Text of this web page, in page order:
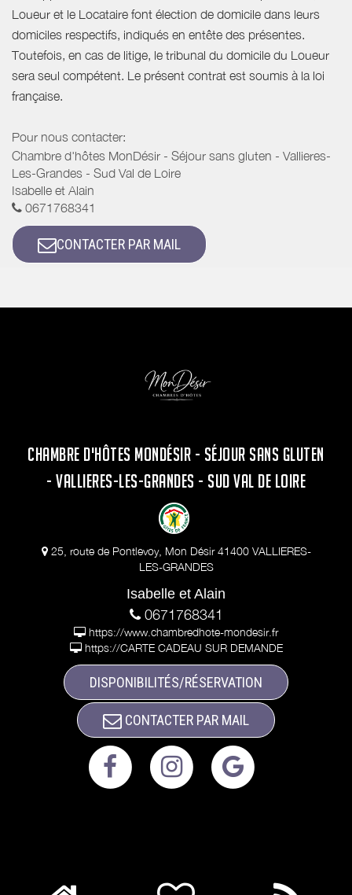
Loueur et le Locataire font élection de domicile dans leurs
domiciles respectifs, indiqués en entête des présentes.
Toutefois, en cas de litige, le tribunal du domicile du Loueur
sera seul compétent. Le présent contrat est soumis à la loi
française.
Pour nous contacter:
Chambre d'hôtes MonDésir - Séjour sans gluten - Vallieres-
Les-Grandes - Sud Val de Loire
Isabelle et Alain
0671768341
CONTACTER PAR MAIL
CHAMBRE D'HÔTES MONDÉSIR - SÉJOUR SANS GLUTEN
- VALLIERES-LES-GRANDES - SUD VAL DE LOIRE
25, route de Pontlevoy, Mon Désir 41400 VALLIERES-
LES-GRANDES
Isabelle et Alain
0671768341
https://www.chambredhote-mondesir.fr
https://CARTE CADEAU SUR DEMANDE
DISPONIBILITÉS/RÉSERVATION
CONTACTER PAR MAIL